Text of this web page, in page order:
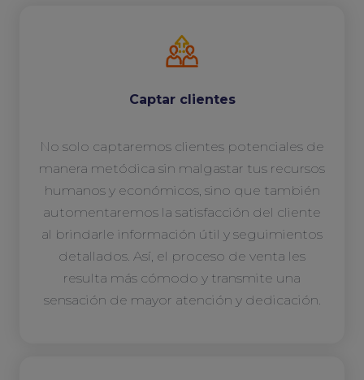
Captar clientes
No solo captaremos clientes potenciales de
manera metódica sin malgastar tus recursos
humanos y económicos, sino que también
automentaremos la satisfacción del cliente
al brindarle información útil y seguimientos
detallados. Así, el proceso de venta les
resulta más cómodo y transmite una
sensación de mayor atención y dedicación.